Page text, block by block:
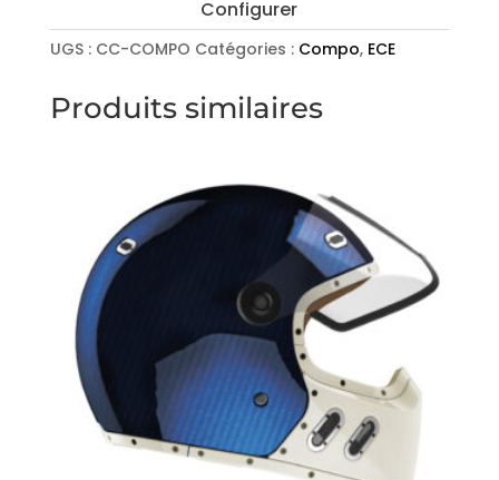
the
Configure
button
to
product
configurator
(next
element)
Configurer
UGS : CC-COMPO Catégories : Compo, ECE
Produits similaires